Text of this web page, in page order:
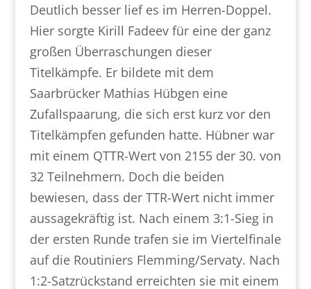
Deutlich besser lief es im Herren-Doppel.
Hier sorgte Kirill Fadeev für eine der ganz
großen Überraschungen dieser
Titelkämpfe. Er bildete mit dem
Saarbrücker Mathias Hübgen eine
Zufallspaarung, die sich erst kurz vor den
Titelkämpfen gefunden hatte. Hübner war
mit einem QTTR-Wert von 2155 der 30. von
32 Teilnehmern. Doch die beiden
bewiesen, dass der TTR-Wert nicht immer
aussagekräftig ist. Nach einem 3:1-Sieg in
der ersten Runde trafen sie im Viertelfinale
auf die Routiniers Flemming/Servaty. Nach
1:2-Satzrückstand erreichten sie mit einem